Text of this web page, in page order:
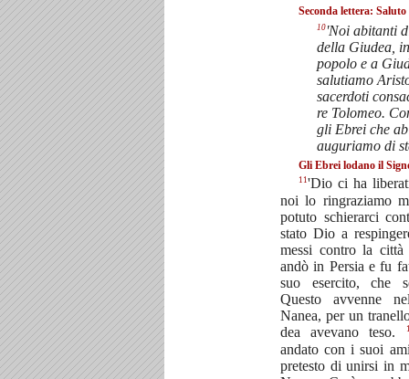
Seconda lettera: Saluto
10 'Noi abitanti
della Giudea,
popolo e a
salutiamo
sacerdoti
re Tolomeo.
gli Ebrei che
auguriamo di
Gli Ebrei lodano il
11'Dio ci ha
noi lo ringraziamo
potuto schierarci
stato Dio a
messi contro la
andò in Persia e fu
suo esercito, che
Questo avvenne
Nanea, per un
dea avevano teso.
andato con i suoi
pretesto di unirsi in